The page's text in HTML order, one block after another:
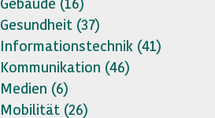
Gesundheit (37)
Informationstechnik (41)
Kommunikation (46)
Medien (6)
Mobilität (26)